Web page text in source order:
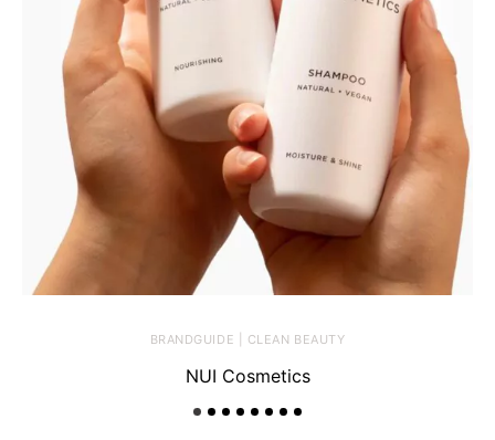
BRANDGUIDE | CLEAN BEAUTY
NUI Cosmetics